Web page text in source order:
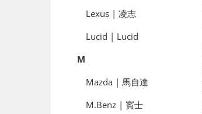
Lexus | 凌志
Lucid | Lucid
M
Mazda | 馬自達
M.Benz | 賓士